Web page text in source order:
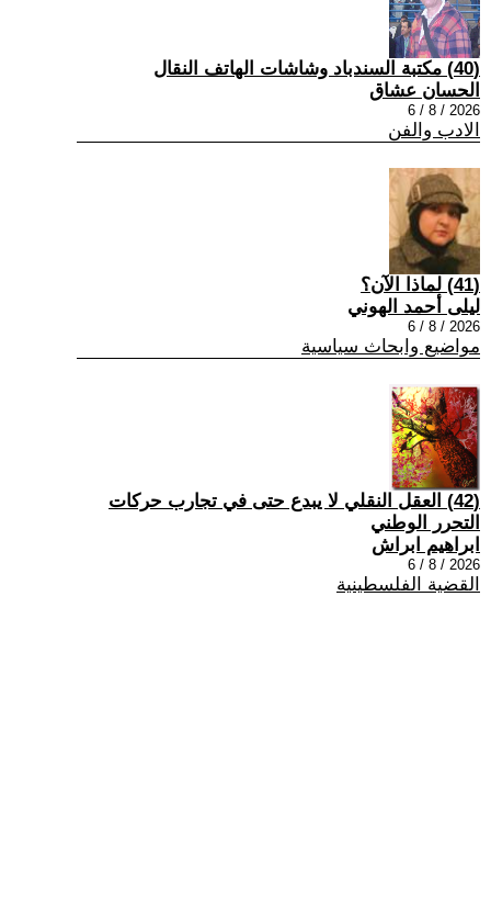
(40) مكتبة السندباد وشاشات الهاتف النقال
الحسان عشاق
2026 / 8 / 6
الادب والفن
(41) لماذا الآن؟
ليلى أحمد الهوني
2026 / 8 / 6
مواضيع وابحاث سياسية
(42) العقل النقلي لا يبدع حتى في تجارب حركات
التحرر الوطني
ابراهيم ابراش
2026 / 8 / 6
القضية الفلسطينية